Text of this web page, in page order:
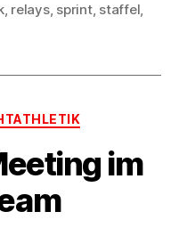
, relays, sprint, staffel,
im